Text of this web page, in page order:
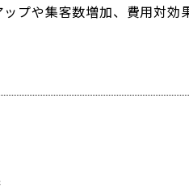
プや集客数増加、費用対